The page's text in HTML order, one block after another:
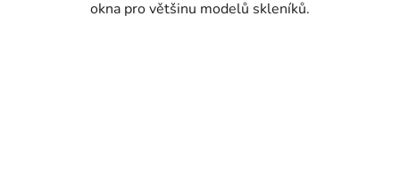
okna pro většinu modelů skleníků.